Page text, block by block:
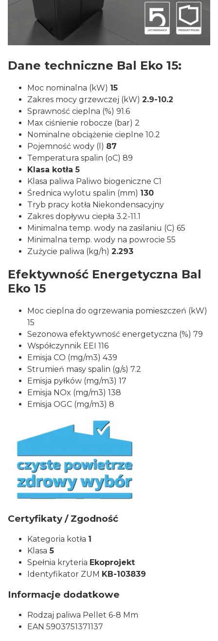
Dane techniczne Bal Eko 15:
Moc nominalna (kW) 15
Zakres mocy grzewczej (kW) 2.9-10.2
Sprawność cieplna (%) 91.6
Max ciśnienie robocze (bar) 2
Nominalne obciążenie cieplne 10.2
Pojemność wody (l) 87
Temperatura spalin (oC) 89
Klasa kotła 5
Klasa paliwa Paliwo biogeniczne C1
Średnica wylotu spalin (mm) 130
Tryb pracy kotła Niekondensacyjny
Zakres dopływu ciepła 3.2-11.1
Minimalna temp. wody na zasilaniu (C) 65
Minimalna temp. wody na powrocie 55
Zużycie paliwa (kg/h) 2.293
Efektywność Energetyczna Bal
Eko 15
Moc cieplna do ogrzewania pomieszczeń (kW)
15
Sezonowa efektywność energetyczna (%) 79
Współczynnik EEI 116
Emisja CO (mg/m3) 439
Strumień masy spalin (g/s) 7.2
Emisja pyłków (mg/m3) 17
Emisja NOx (mg/m3) 138
Emisja OGC (mg/m3) 8
Certyfikaty / Zgodność
Kategoria kotła 1
Klasa 5
Spełnia kryteria Ekoprojekt
Identyfikator ZUM KB-103839
Informacje dodatkowe
Rodzaj paliwa Pellet 6-8 Mm
EAN 5903751371137